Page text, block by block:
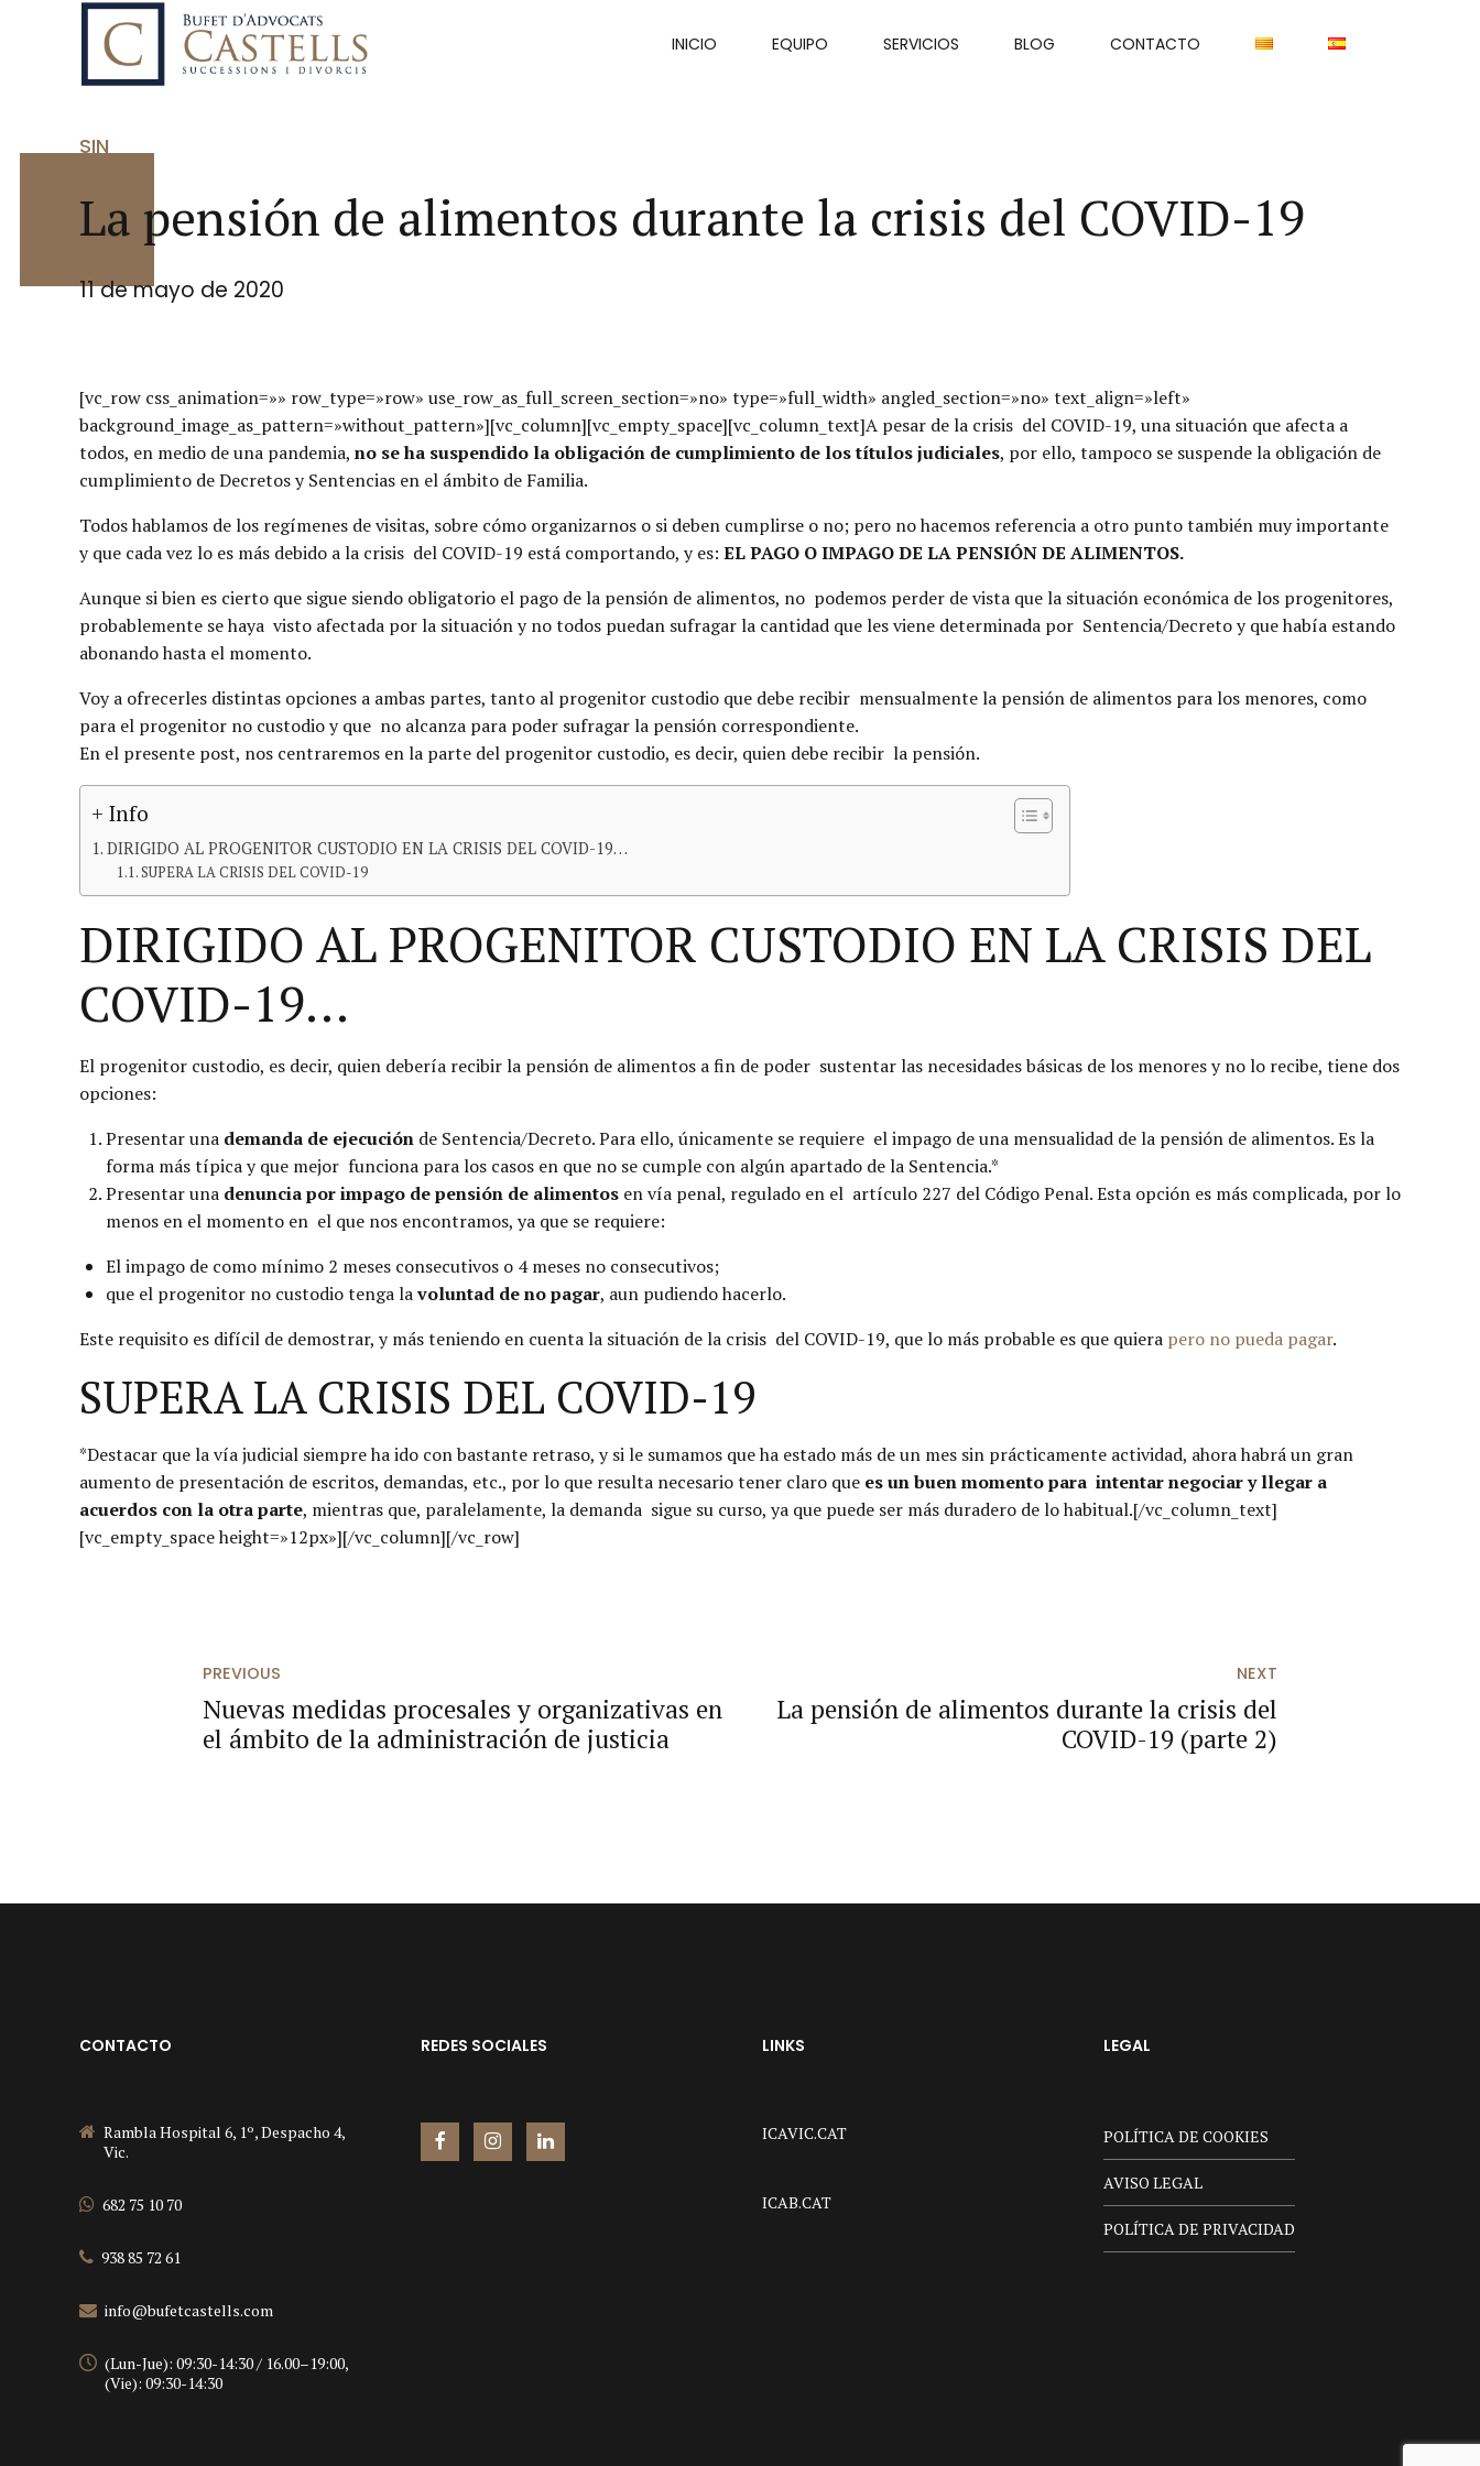
INICIO EQUIPO SERVICIOS BLOG CONTACTO
SIN
La pensión de alimentos durante la crisis del COVID-19
11 de mayo de 2020
[vc_row css_animation=»» row_type=»row» use_row_as_full_screen_section=»no» type=»full_width» angled_section=»no» text_align=»left»
background_image_as_pattern=»without_pattern»][vc_column][vc_empty_space][vc_column_text]A pesar de la crisis del COVID-19, una situación que afecta a
todos, en medio de una pandemia, no se ha suspendido la obligación de cumplimiento de los títulos judiciales, por ello, tampoco se suspende la obligación de
cumplimiento de Decretos y Sentencias en el ámbito de Familia.
Todos hablamos de los regímenes de visitas, sobre cómo organizarnos o si deben cumplirse o no; pero no hacemos referencia a otro punto también muy importante
y que cada vez lo es más debido a la crisis del COVID-19 está comportando, y es: EL PAGO O IMPAGO DE LA PENSIÓN DE ALIMENTOS.
Aunque si bien es cierto que sigue siendo obligatorio el pago de la pensión de alimentos, no podemos perder de vista que la situación económica de los progenitores,
probablemente se haya visto afectada por la situación y no todos puedan sufragar la cantidad que les viene determinada por Sentencia/Decreto y que había estando
abonando hasta el momento.
Voy a ofrecerles distintas opciones a ambas partes, tanto al progenitor custodio que debe recibir mensualmente la pensión de alimentos para los menores, como
para el progenitor no custodio y que no alcanza para poder sufragar la pensión correspondiente.
En el presente post, nos centraremos en la parte del progenitor custodio, es decir, quien debe recibir la pensión.
+ Info
DIRIGIDO AL PROGENITOR CUSTODIO EN LA CRISIS DEL COVID-19…
SUPERA LA CRISIS DEL COVID-19
DIRIGIDO AL PROGENITOR CUSTODIO EN LA CRISIS DEL
COVID-19…
El progenitor custodio, es decir, quien debería recibir la pensión de alimentos a fin de poder sustentar las necesidades básicas de los menores y no lo recibe, tiene dos
opciones:
Presentar una demanda de ejecución de Sentencia/Decreto. Para ello, únicamente se requiere el impago de una mensualidad de la pensión de alimentos. Es la
forma más típica y que mejor funciona para los casos en que no se cumple con algún apartado de la Sentencia.*
Presentar una denuncia por impago de pensión de alimentos en vía penal, regulado en el artículo 227 del Código Penal. Esta opción es más complicada, por lo
menos en el momento en el que nos encontramos, ya que se requiere:
El impago de como mínimo 2 meses consecutivos o 4 meses no consecutivos;
que el progenitor no custodio tenga lavoluntad de no pagar, aun pudiendo hacerlo.
Este requisito es difícil de demostrar, y más teniendo en cuenta la situación de la crisis del COVID-19, que lo más probable es que quiera pero no pueda pagar.
SUPERA LA CRISIS DEL COVID-19
*Destacar que la vía judicial siempre ha ido con bastante retraso, y si le sumamos que ha estado más de un mes sin prácticamente actividad, ahora habrá un gran
aumento de presentación de escritos, demandas, etc., por lo que resulta necesario tener claro que es un buen momento para intentar negociar y llegar a
acuerdos con la otra parte, mientras que, paralelamente, la demanda sigue su curso, ya que puede ser más duradero de lo habitual.[/vc_column_text]
[vc_empty_space height=»12px»][/vc_column][/vc_row]
PREVIOUS
Nuevas medidas procesales y organizativas en
el ámbito de la administración de justicia
NEXT
La pensión de alimentos durante la crisis del
COVID-19 (parte 2)
CONTACTO
Rambla Hospital 6, 1º, Despacho 4,
Vic.
682 75 10 70
938 85 72 61
info@bufetcastells.com
(Lun-Jue): 09:30-14:30 / 16.00–19:00,
(Vie): 09:30-14:30
REDES SOCIALES LINKS
ICAVIC.CAT
ICAB.CAT
LEGAL
POLÍTICA DE COOKIES
AVISO LEGAL
POLÍTICA DE PRIVACIDAD